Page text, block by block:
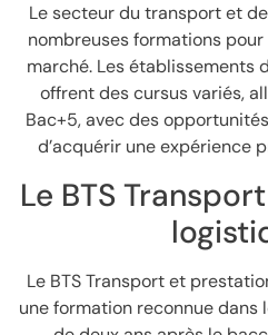
Le secteur du transport et
nombreuses formations
marché. Les établissements
offrent des cursus variés,
Bac+5, avec des
d’acquérir une expérience
Le BTS
Le BTS Transport et
une formation reconnue dans